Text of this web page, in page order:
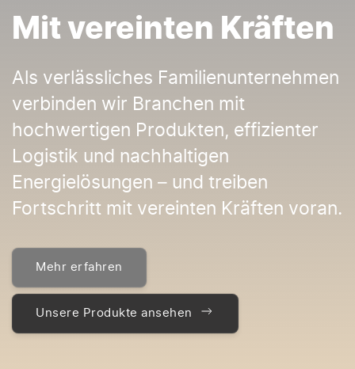
Mit vereinten Kräften
Als verlässliches Familienunternehmen
verbinden wir Branchen mit
hochwertigen Produkten, effizienter
Logistik und nachhaltigen
Energielösungen – und treiben
Fortschritt mit vereinten Kräften voran.
Mehr erfahren
Unsere Produkte ansehen